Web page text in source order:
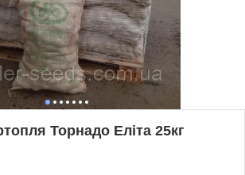
Торнадо Еліта 25кг